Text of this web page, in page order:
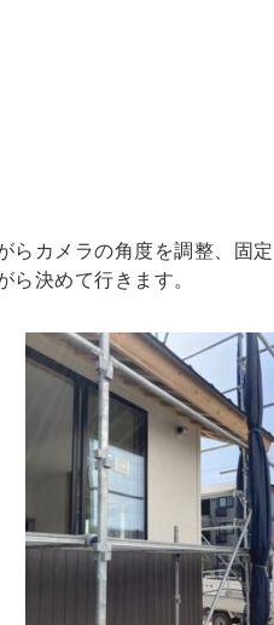
らカメラの角度を調整、固
ら決めて行きます。